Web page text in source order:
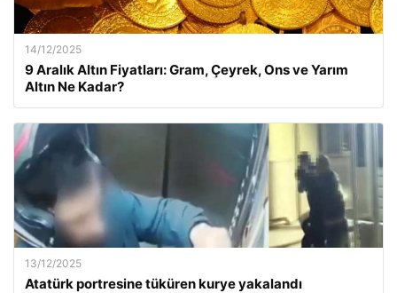
14/12/2025
9 Aralık Altın Fiyatları: Gram, Çeyrek, Ons ve Yarım
Altın Ne Kadar?
13/12/2025
Atatürk portresine tüküren kurye yakalandı